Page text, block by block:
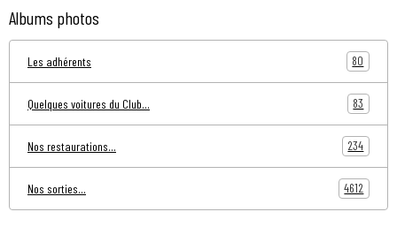
Albums photos
Les adhérents 80
Quelques voitures du Club... 83
Nos restaurations... 234
Nos sorties... 4612